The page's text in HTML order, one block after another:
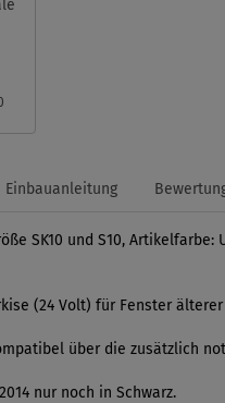
Einbauanleitung
SK10 und S10, Artikelfarbe:
(24 Volt) für Fenster
über die zusätzlich
nur noch in Schwarz.